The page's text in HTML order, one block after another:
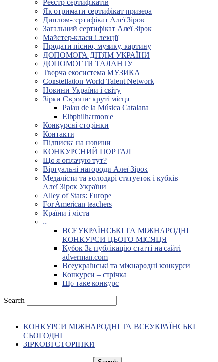
Реєстр сертифікатів
Як отримати сертифікат призера
Диплом-сертифікат Алеї Зірок
Загальний сертифікат Алеї Зірок
Майстер-класи і лекції
Продати пісню, музику, картину
ДОПОМОГА ДІТЯМ УКРАЇНИ
ДОПОМОГТИ ТАЛАНТУ
Творча екосистема МУЗИКА
Constellation World Talent Network
Новини України і світу
Зірки Європи: круті місця
Palau de la Música Catalana
Elbphilharmonie
Конкурсні сторінки
Контакти
Підписка на новини
КОНКУРСНИЙ ПОРТАЛ
Що я оплачую тут?
Віртуальні нагороди Алеї Зірок
Медалісти та володарі статуеток і кубків
Алеї Зірок України
Alley of Stars: Europe
For American teachers
Країни і міста
::
ВСЕУКРАЇНСЬКІ ТА МІЖНАРОДНІ
КОНКУРСИ ЦЬОГО МІСЯЦЯ
Кубок За публікацію статті на сайті
adverman.com
Всеукраїнські та міжнародні конкурси
Конкурси – стрічка
Що таке конкурс
Search
КОНКУРСИ МІЖНАРОДНІ ТА ВСЕУКРАЇНСЬКІ
СЬОГОДНІ
ЗІРКОВІ СТОРІНКИ